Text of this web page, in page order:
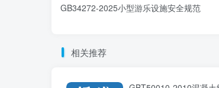
GB34272-2025小型游乐设施安全规范
相关推荐